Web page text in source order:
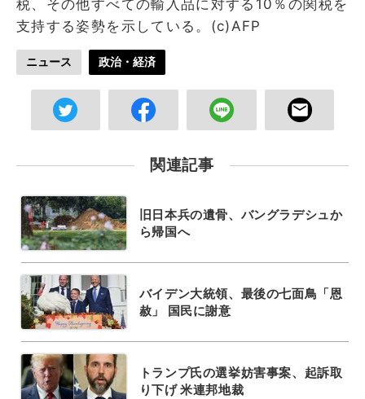
税、その他すべての輸入品に対する10％の関税を
支持する姿勢を示している。(c)AFP
ニュース 政治・経済
関連記事
旧日本兵の遺骨、バングラデシュか
ら帰国へ
バイデン大統領、最後の七面鳥「恩
赦」 国民に謝意
トランプ氏の選挙妨害事案、起訴取
り下げ 米連邦地裁